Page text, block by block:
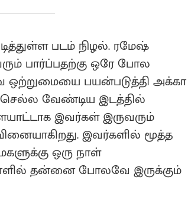
படம் நிழல். ரமேஷ்
பார்ப்பதற்கு ஒரே போல
ஒற்றுமையை பயன்படுத்தி அக்கா
வேண்டிய இடத்தில்
இவர்கள் இருவரும்
இவர்களில் மூத்த
ஒரு நாள்
தன்னை போலவே இருக்கும்